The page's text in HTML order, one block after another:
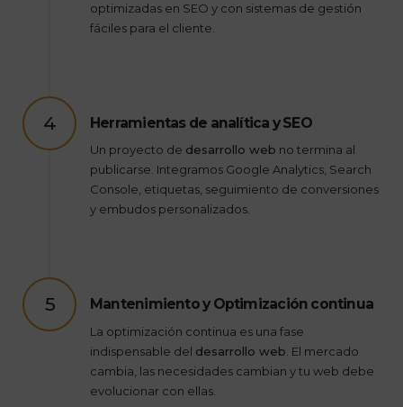
optimizadas en SEO y con sistemas de gestión
fáciles para el cliente.
4 Herramientas de analítica y SEO
Un proyecto de desarrollo web no termina al
publicarse. Integramos Google Analytics, Search
Console, etiquetas, seguimiento de conversiones
y embudos personalizados.
5 Mantenimiento y Optimización continua
La optimización continua es una fase
indispensable del desarrollo web . El mercado
cambia, las necesidades cambian y tu web debe
evolucionar con ellas.